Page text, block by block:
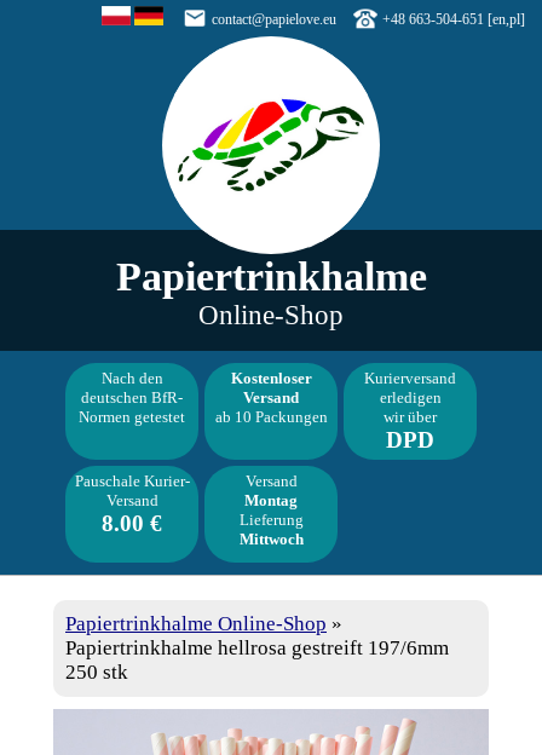
contact@papielove.eu +48 663-504-651 [en,pl]
Papiertrinkhalme
Online-Shop
Nach den
deutschen BfR-
Normen getestet
Kostenloser
Versand
ab 10 Packungen
Kurierversand
erledigen
wir über
DPD
Pauschale Kurier-
Versand
8.00 €
Versand
Montag
Lieferung
Mittwoch
Papiertrinkhalme Online-Shop »
Papiertrinkhalme hellrosa gestreift 197/6mm
250 stk